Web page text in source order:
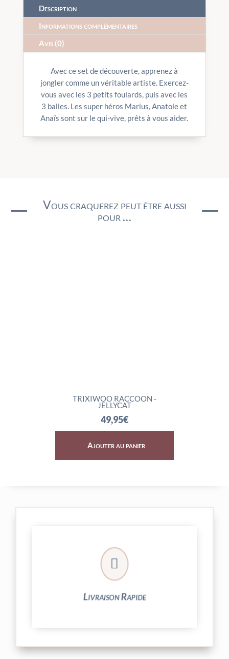
Description
Informations complémentaires
Avis (0)
Avec ce set de découverte, apprenez à
jongler comme un véritable artiste. Exercez-
vous avec les 3 petits foulards, puis avec les
3 balles. Les super héros Marius, Anatole et
Anaïs sont sur le qui-vive, prêts à vous aider.
Vous craquerez peut être aussi
pour …
TRIXIWOO RACCOON - ROCKLETON -

Livraison Rapide
Votre commande est expédiée sous
24/48h et livrée par Colissimo.